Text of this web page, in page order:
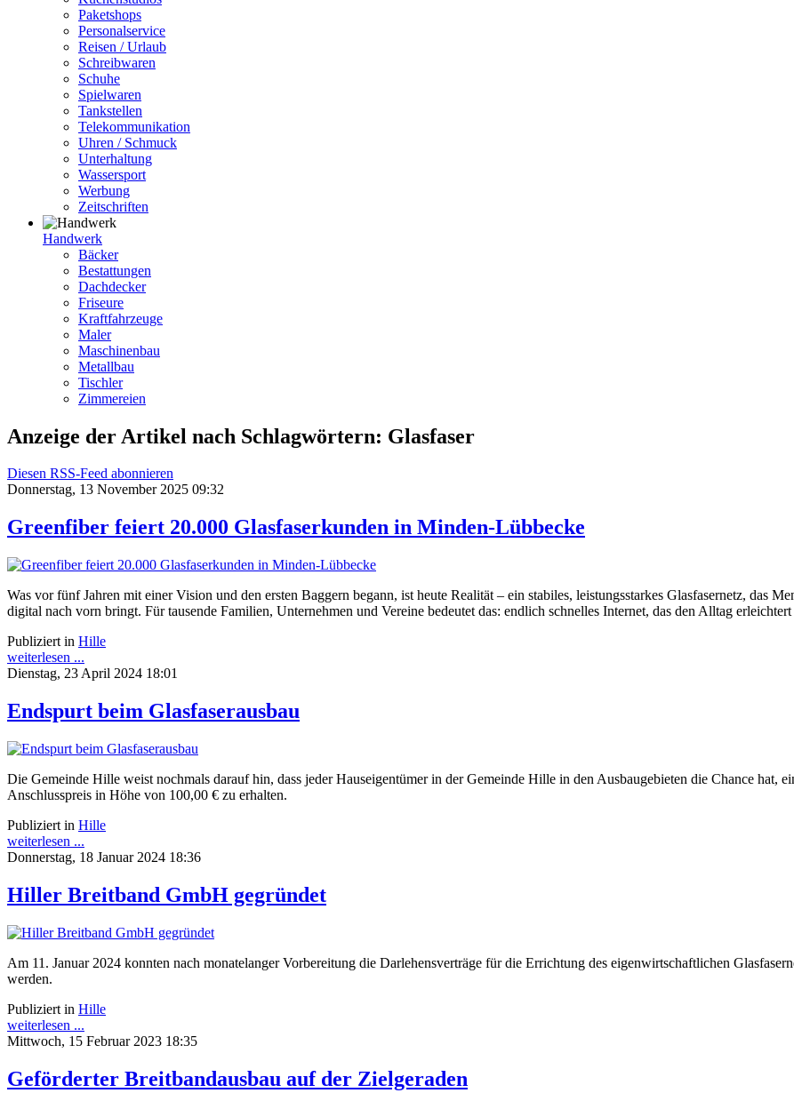
Paketshops
Personalservice
Reisen / Urlaub
Schreibwaren
Schuhe
Spielwaren
Tankstellen
Telekommunikation
Uhren / Schmuck
Unterhaltung
Wassersport
Werbung
Zeitschriften
Handwerk
Bäcker
Bestattungen
Dachdecker
Friseure
Kraftfahrzeuge
Maler
Maschinenbau
Metallbau
Tischler
Zimmereien
Anzeige der Artikel nach Schlagwörtern: Glasfaser
Diesen RSS-Feed abonnieren
Donnerstag, 13 November 2025 09:32
Greenfiber feiert 20.000 Glasfaserkunden in Minden-Lübbecke
Was vor fünf Jahren mit einer Vision und den ersten Baggern begann, ist heute Realität – ein stabiles, leistungsstarkes Glasfasernetz, das
digital nach vorn bringt. Für tausende Familien, Unternehmen und Vereine bedeutet das: endlich schnelles Internet, das den Alltag
Publiziert in Hille
weiterlesen ...
Dienstag, 23 April 2024 18:01
Endspurt beim Glasfaserausbau
Die Gemeinde Hille weist nochmals darauf hin, dass jeder Hauseigentümer in der Gemeinde Hille in den Ausbaugebieten die Chance hat,
Anschlusspreis in Höhe von 100,00 € zu erhalten.
Publiziert in Hille
weiterlesen ...
Donnerstag, 18 Januar 2024 18:36
Hiller Breitband GmbH gegründet
Am 11. Januar 2024 konnten nach monatelanger Vorbereitung die Darlehensverträge für die Errichtung des eigenwirtschaftlichen
werden.
Publiziert in Hille
weiterlesen ...
Mittwoch, 15 Februar 2023 18:35
Geförderter Breitbandausbau auf der Zielgeraden